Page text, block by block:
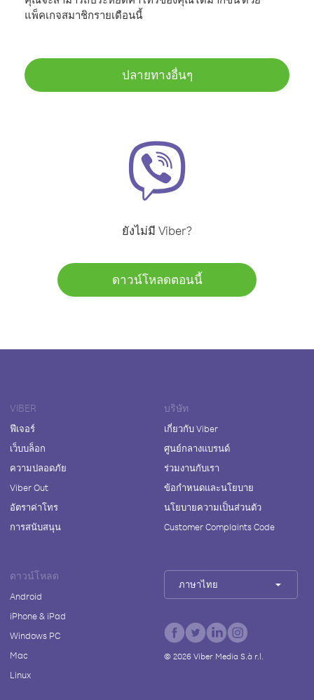
แพ็คเกจสมาชิกรายเดือนนี้
ปลายทางอื่นๆ
ยังไม่มี Viber?
ดาวน์โหลดตอนนี้
VIBER
ฟีเจอร์
เว็บบล็อก
ความปลอดภัย
Viber Out
อัตราค่าโทร
การสนับสนุน
บริษัท
เกี่ยวกับ Viber
ศูนย์กลางแบรนด์
ร่วมงานกับเรา
ข้อกำหนดและนโยบาย
นโยบายความเป็นส่วนตัว
Customer Complaints Code
ดาวน์โหลด
Android
iPhone & iPad
Windows PC
Mac
Linux
ภาษาไทย
© 2026Viber Media S.à r.l.